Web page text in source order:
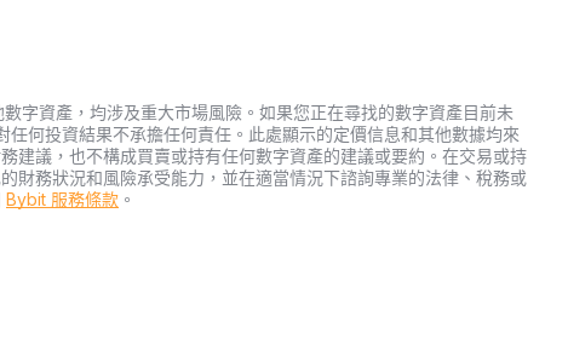
字資產，均涉及重大市場風險。如果您正在尋找的數字資產目前未
何投資結果不承擔任何責任。此處顯示的定價信息和其他數據均來
建議，也不構成買賣或持有任何數字資產的建議或要約。在交易或持
財務狀況和風險承受能力，並在適當情況下諮詢專業的法律、稅務或
Bybit 服務條款 。